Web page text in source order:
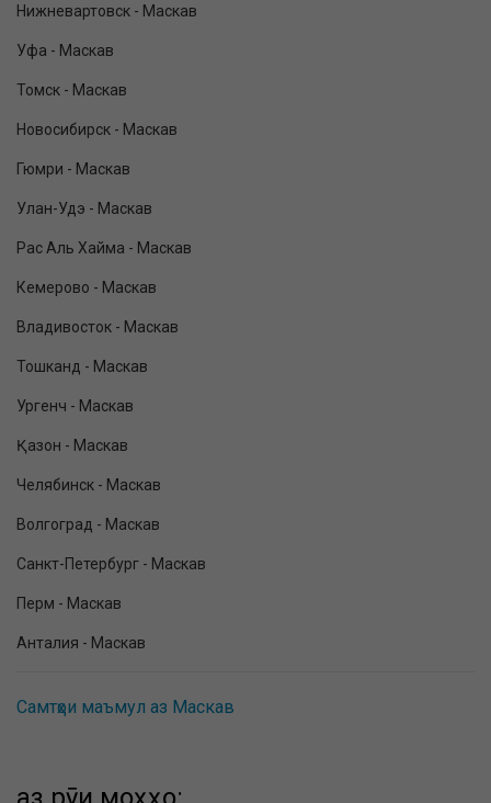
Нижневартовск - Маскав
Уфа - Маскав
Томск - Маскав
Новосибирск - Маскав
Гюмри - Маскав
Улан-Удэ - Маскав
Рас Аль Хайма - Маскав
Кемерово - Маскав
Владивосток - Маскав
Тошканд - Маскав
Ургенч - Маскав
Қазон - Маскав
Челябинск - Маскав
Волгоград - Маскав
Санкт-Петербург - Маскав
Перм - Маскав
Анталия - Маскав
Самтҳои маъмул аз Маскав